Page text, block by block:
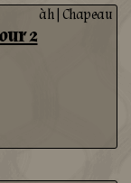
2
àh|Chapeau